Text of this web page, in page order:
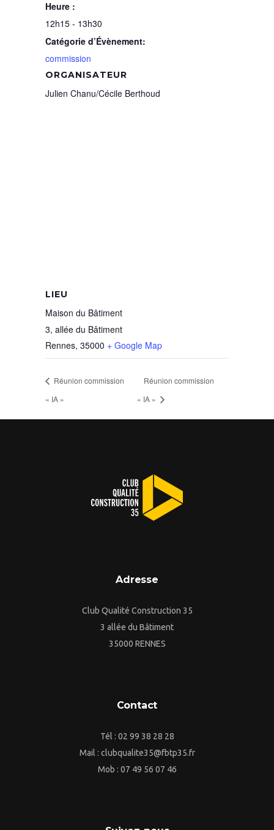
Heure :
12h15 - 13h30
Catégorie d’Évènement:
commission
ORGANISATEUR
Julien Chanu/Cécile Berthoud
LIEU
Maison du Bâtiment
3, allée du Bâtiment
Rennes, 35000 + Google Map
Réunion commission
« IA »
Réunion commission
« IA »
Adresse
Club Qualité Construction 35
3 allée du Bâtiment
35000 RENNES
Contact
Tél : 02 99 38 28 28
Mail : clubqualite35@fbtp35.fr
Mob : 07 49 56 07 46